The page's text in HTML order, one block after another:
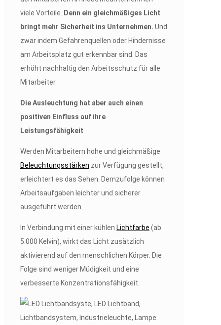
viele Vorteile. Denn ein gleichmäßiges Licht
bringt mehr Sicherheit ins Unternehmen. Und
zwar indem Gefahrenquellen oder Hindernisse
am Arbeitsplatz gut erkennbar sind. Das
erhöht nachhaltig den Arbeitsschutz für alle
Mitarbeiter.
Die Ausleuchtung hat aber auch einen
positiven Einfluss auf ihre
Leistungsfähigkeit
Werden Mitarbeitern hohe und gleichmäßige
Beleuchtungsstärken zur Verfügung gestellt,
erleichtert es das Sehen. Demzufolge können
Arbeitsaufgaben leichter und sicherer
ausgeführt werden.
In Verbindung mit einer kühlen Lichtfarbe (ab
5.000 Kelvin), wirkt das Licht zusätzlich
aktivierend auf den menschlichen Körper. Die
Folge sind weniger Müdigkeit und eine
verbesserte Konzentrationsfähigkeit.